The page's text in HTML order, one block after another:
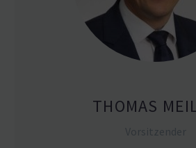
THOMAS
Vorsit­zender